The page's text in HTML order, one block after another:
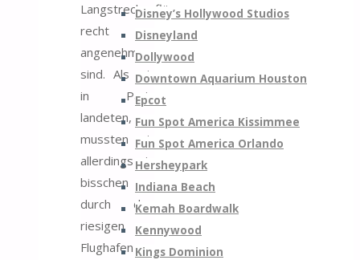
Disney’s Hollywood Studios
Disneyland
Dollywood
Downtown Aquarium Houston
Epcot
Fun Spot America Kissimmee
Fun Spot America Orlando
Hersheypark
Indiana Beach
Kemah Boardwalk
Kennywood
Kings Dominion
Langstreckenflüge
recht
angenehm
sind. Als wir
in Paris
landeten,
mussten wir
allerdings ein
bisschen
durch den
riesigen
Flughafen